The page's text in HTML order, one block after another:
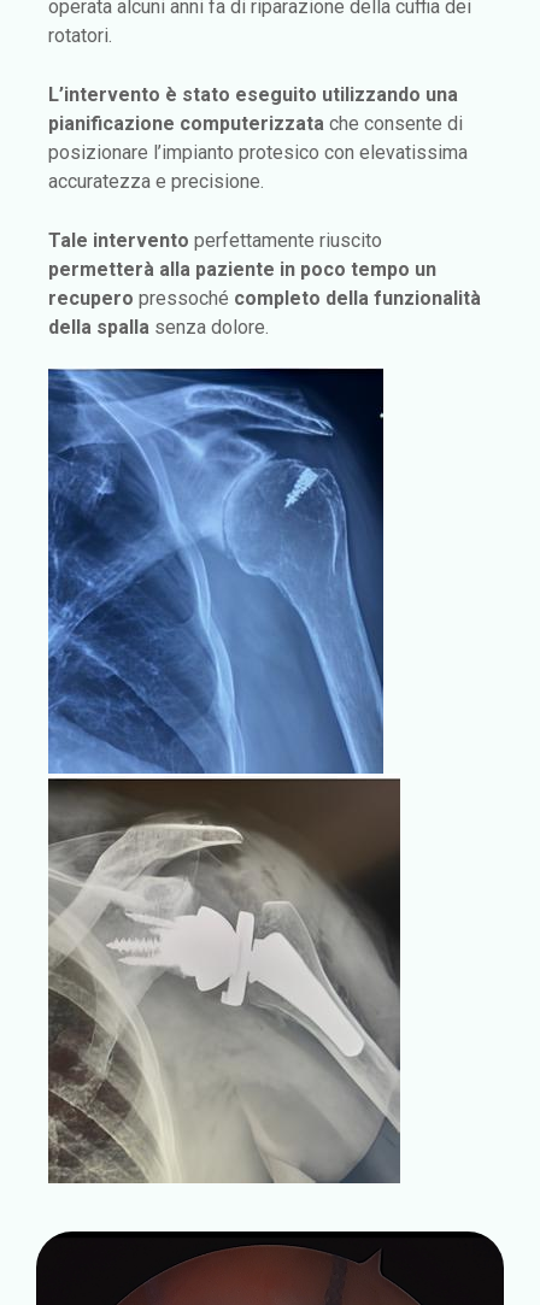
operata alcuni anni fa di riparazione della cuffia dei
rotatori.
L’intervento è stato eseguito utilizzando una
pianificazione computerizzata che consente di
posizionare l’impianto protesico con elevatissima
accuratezza e precisione.
Tale intervento perfettamente riuscito
permetterà alla paziente in poco tempo un
recupero pressoché completo della funzionalità
della spalla senza dolore.